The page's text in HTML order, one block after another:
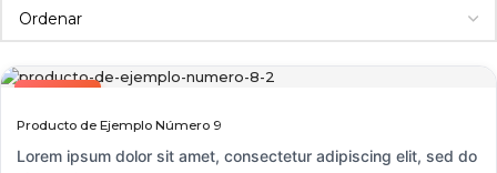
OFERTA
NUEVO
Producto de Ejemplo Número 9
Lorem ipsum dolor sit amet, consectetur adipiscing elit, sed do